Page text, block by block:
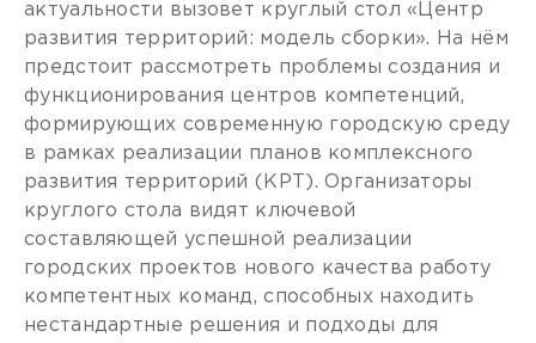
актуальности вызовет круглый стол «Центр
развития территорий: модель сборки». На нём
предстоит рассмотреть проблемы создания и
функционирования центров компетенций,
формирующих современную городскую среду
в рамках реализации планов комплексного
развития территорий (КРТ). Организаторы
круглого стола видят ключевой
составляющей успешной реализации
городских проектов нового качества работу
компетентных команд, способных находить
нестандартные решения и подходы для